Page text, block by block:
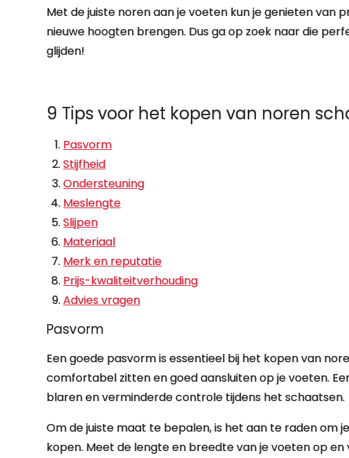
Met de juiste noren aan je voeten kun je genieten van
nieuwe hoogten brengen. Dus ga op zoek naar die
glijden!
9 Tips voor het kopen van noren
Pasvorm
Stijfheid
Ondersteuning
Meslengte
Slijpen
Materiaal
Merk en reputatie
Prijs-kwaliteitverhouding
Advies vragen
Pasvorm
Een goede pasvorm is essentieel bij het kopen van
comfortabel zitten en goed aansluiten op je voeten.
blaren en verminderde controle tijdens het schaatsen.
Om de juiste maat te bepalen, is het aan te raden
kopen. Meet de lengte en breedte van je voeten op